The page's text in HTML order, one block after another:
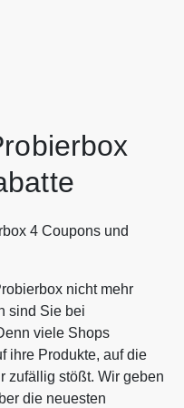
für Sie
neue gesunde Produkte
Sparen Sie jetzt durch
4 Coupons und
nicht mehr
sind Sie bei
viele Shops
ihre Produkte, auf die
zufällig stößt. Wir geben
die neuesten